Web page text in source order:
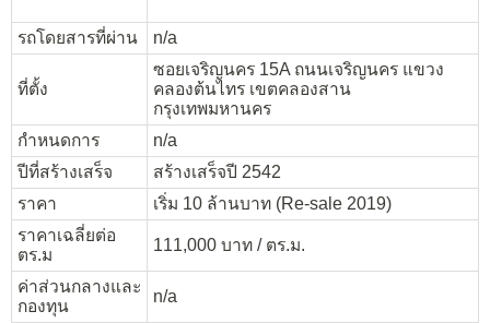
รถโดยสารที่ผ่าน n/a
ที่ตั้ง
ซอยเจริญนคร 15A ถนนเจริญนคร แขวง
คลองต้นไทร เขตคลองสาน
กรุงเทพมหานคร
กำหนดการ
n/a
ปีที่สร้างเสร็จ
สร้างเสร็จปี 2542
ราคา
เริ่ม 10 ล้านบาท (Re-sale 2019)
ราคาเฉลี่ยต่อ
ตร.ม
111,000 บาท / ตร.ม.
ค่าส่วนกลางและ
กองทุน
n/a